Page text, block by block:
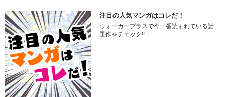
注目の人気マンガはコレだ！
ウォーカープラスで今一番読まれている話
題作をチェック!!